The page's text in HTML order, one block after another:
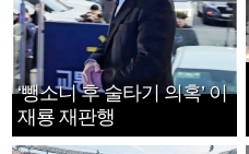
‘뺑소니 후 술타기 의혹’ 이
재룡 재판행